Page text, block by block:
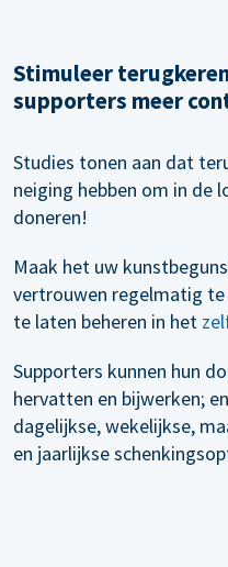
Stimuleer
supporters meer
Studies tonen aan dat
neiging hebben om in de
doneren!
Maak het uw
vertrouwen regelmatig
te laten beheren in het
Supporters kunnen hun
hervatten en bijwerken;
dagelijkse, wekelijkse,
en jaarlijkse